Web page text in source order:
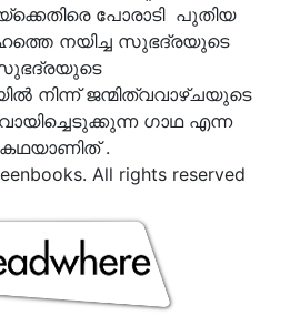
പോരാടി പുതിയ
നയിച്ച സുഭദ്രയുടെ
നിന്ന് ജന്മിത്വവാഴ്ചയുടെ
ഗാഥ എന്ന
.
All rights reserved